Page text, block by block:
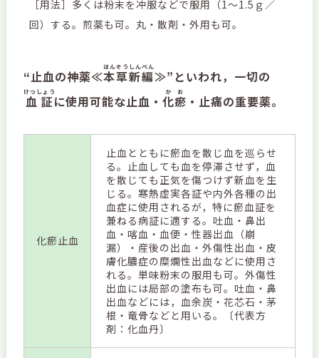
［用法］多くは粉末を冲服などで服用（1～1.5ｇ／
回）する。煎薬も可。丸・散剤・外用も可。
“止血の神薬≪本草新編
ほんぞうしんぺん
≫”といわれ，一切の
血証
けつしょう
に使用可能な止血・ 化瘀
かお
・止痛の重要薬。
化瘀止血
止血とともに瘀血を散じ血を巡らせ
る。止血しても血を停滞させず，血
を散じても正気を傷つけず新血を生
じる。寒熱虚実各証や内外各種の出
血症に使用されるが，特に瘀血証を
兼ねる病証に適する。吐血・鼻出
血・喀血・血便・性器出血（崩
漏）・産後の出血・外傷性出血・皮
膚化膿症の糜爛性出血などに使用さ
れる。単味粉末の服用も可。外傷性
出血には局部の塗布も可。吐血・鼻
出血などには，血余炭・花芯石・茅
根・竜骨などと用いる。〔代表方
剤：化血丹〕